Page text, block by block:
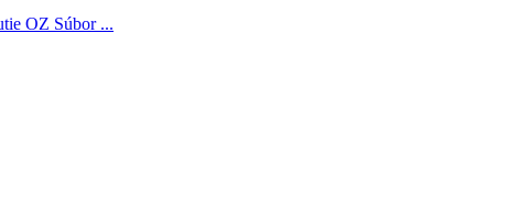
OZ Súbor ...